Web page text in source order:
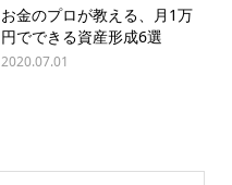
お金のプロが教える、月1万
円でできる資産形成6選
2020.07.01